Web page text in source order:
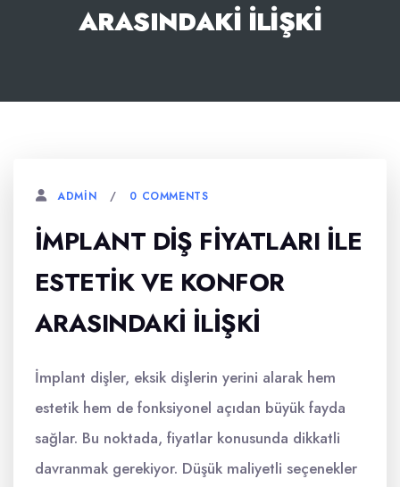
ARASINDAKI İLIŞKI
ADMIN 0 COMMENTS
İMPLANT DIŞ FIYATLARI ILE
ESTETIK VE KONFOR
ARASINDAKI İLIŞKI
İmplant dişler, eksik dişlerin yerini alarak hem
estetik hem de fonksiyonel açıdan büyük fayda
sağlar. Bu noktada, fiyatlar konusunda dikkatli
davranmak gerekiyor. Düşük maliyetli seçenekler